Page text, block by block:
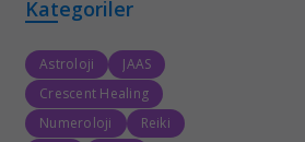
Kategoriler
Astroloji
JAAS
Crescent Healing
Numeroloji
Reiki